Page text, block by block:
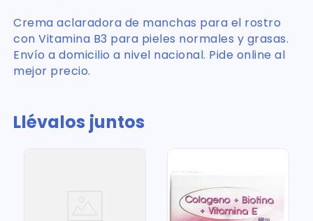
Crema aclaradora de manchas para el rostro
con Vitamina B3 para pieles normales y grasas.
Envío a domicilio a nivel nacional. Pide online al
mejor precio.
Llévalos juntos